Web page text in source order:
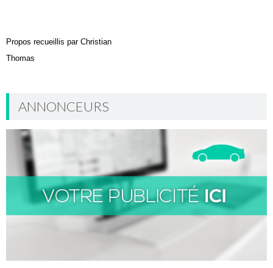
Propos recueillis par Christian
Thomas
ANNONCEURS